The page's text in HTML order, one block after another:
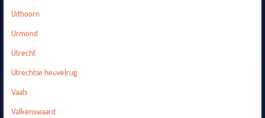
Uithoorn
Urmond
Utrecht
Utrechtse heuvelrug
Vaals
Valkenswaard